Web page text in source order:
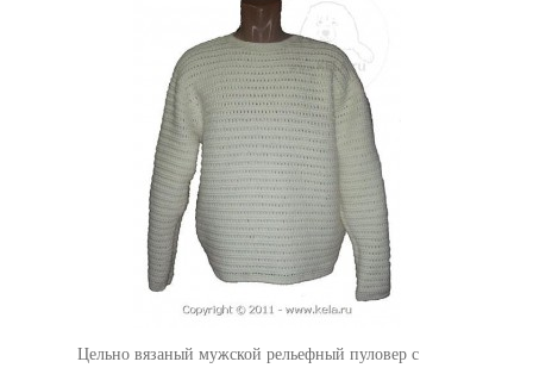
Цельно вязаный мужской рельефный пуловер с